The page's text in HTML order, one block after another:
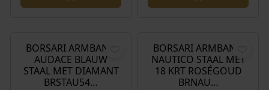
BORSARI ARMBAND
AUDACE BLAUW
STAAL MET DIAMANT
BRSTAU54…
BORSARI ARMBAND
NAUTICO STAAL MET
18 KRT ROSÉGOUD
BRNAU…